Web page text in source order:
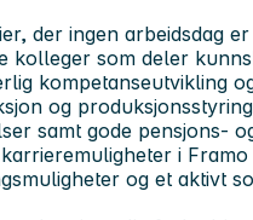
der ingen arbeidsdag
kolleger som deler
kompetanseutvikling
og
samt gode pensjons-
i
og et aktivt